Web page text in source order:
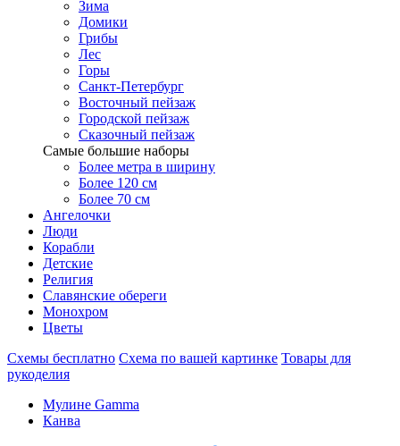
Зима
Домики
Грибы
Лес
Горы
Санкт-Петербург
Восточный пейзаж
Городской пейзаж
Сказочный пейзаж
Самые большие наборы
Более метра в ширину
Более 120 см
Более 70 см
Ангелочки
Люди
Корабли
Детские
Религия
Славянские обереги
Монохром
Цветы
Схемы бесплатно Схема по вашей картинке Товары для
рукоделия
Мулине Gamma
Канва